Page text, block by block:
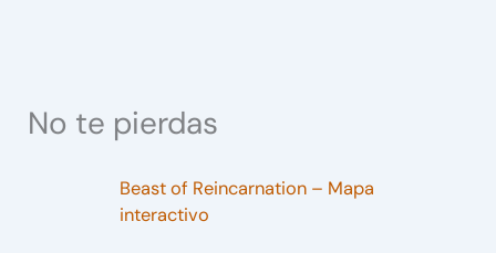
No te pierdas
Beast of Reincarnation – Mapa
interactivo